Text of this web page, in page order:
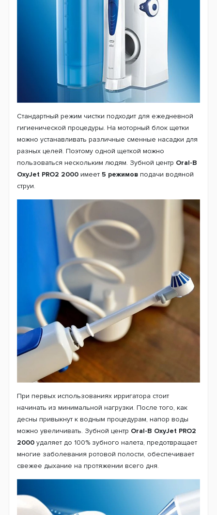
Стандартный режим чистки подходит для ежедневной
гигиенической процедуры. На моторный блок щетки
можно устанавливать различные сменные насадки для
разных целей. Поэтому одной щеткой можно
пользоваться нескольким людям. Зубной центр Oral-B
OxyJet PRO2 2000 имеет 5 режимов подачи водяной
струи.
При первых использованиях ирригатора стоит
начинать из минимальной нагрузки. После того, как
десны привыкнут к водным процедурам, напор воды
можно увеличивать. Зубной центр Oral-B OxyJet PRO2
2000 удаляет до 100% зубного налета, предотвращает
многие заболевания ротовой полости, обеспечивает
свежее дыхание на протяжении всего дня.